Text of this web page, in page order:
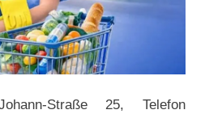
Straße 25, Telefon